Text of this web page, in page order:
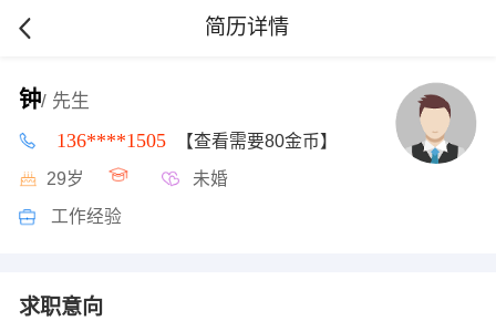
简历详情
钟/ 先生
136****1505 【查看需要80金币】
29岁 未婚
工作经验
求职意向